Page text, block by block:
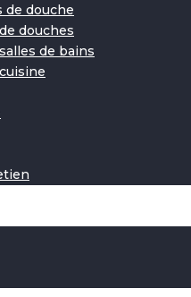
de douche
douches
de bains